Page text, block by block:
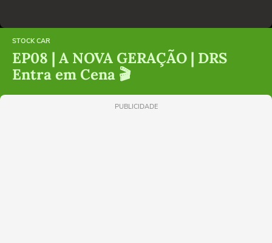
STOCK CAR
EP08 | A NOVA GERAÇÃO | DRS
Entra em Cena 🎬
PUBLICIDADE